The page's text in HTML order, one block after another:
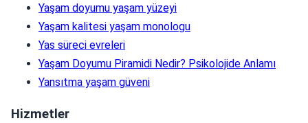
Yaşam doyumu yaşam yüzeyi
Yaşam kalitesi yaşam monologu
Yas süreci evreleri
Yaşam Doyumu Piramidi Nedir? Psikolojide Anlamı
Yansıtma yaşam güveni
Hizmetler